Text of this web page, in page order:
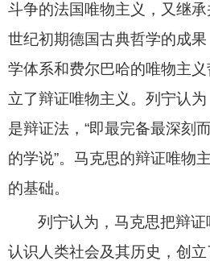
斗争的法国唯物主义，又继
世纪初期德国古典哲学的成
学体系和费尔巴哈的唯物主
立了辩证唯物主义。列宁认
是辩证法，“即最完备最深刻
的学说”。马克思的辩证唯物
的基础。
列宁认为，马克思把辩
认识人类社会及其历史，创